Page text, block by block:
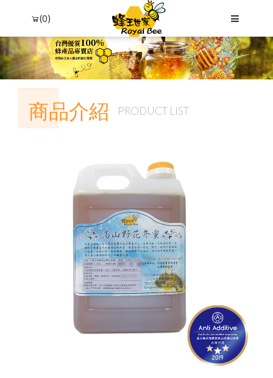
(0)
商品介紹 PRODUCT LIST